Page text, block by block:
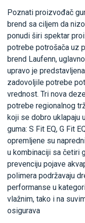
Poznati proizvođač
brend sa ciljem da
ponudi širi spektar
potrebe potrošača uz
brend Laufenn,
upravo je
zadovoljile potrebe
vrednost. Tri nova
potrebe regionalnog
koji se dobro uklapaju
guma: S Fit EQ, G Fit
opremljene su
u kombinaciji sa četiri
prevenciju pojave
polimera podržavaju
performanse u
vlažnim, tako i na
osigurava